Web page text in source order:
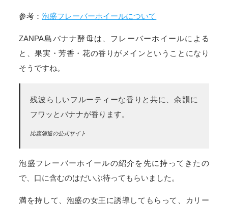
参考：泡盛フレーバーホイールについて
ZANPA島バナナ酵母は、フレーバーホイールによる
と、果実・芳香・花の香りがメインということになり
そうですね。
残波らしいフルーティーな香りと共に、余韻に
フワッとバナナが香ります。
比嘉酒造の公式サイト
泡盛フレーバーホイールの紹介を先に持ってきたの
で、口に含むのはだいぶ待ってもらいました。
満を持して、泡盛の女王に誘導してもらって、カリー